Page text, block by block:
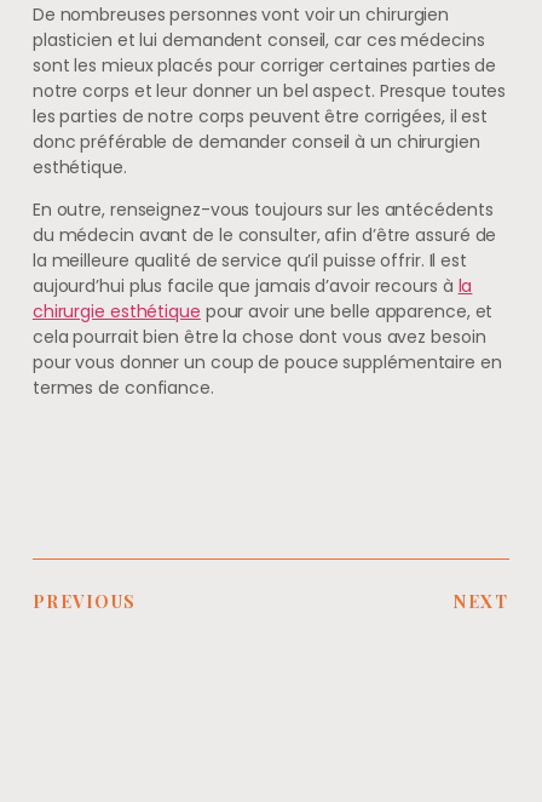
De nombreuses personnes vont voir un chirurgien
plasticien et lui demandent conseil, car ces médecins
sont les mieux placés pour corriger certaines parties de
notre corps et leur donner un bel aspect. Presque toutes
les parties de notre corps peuvent être corrigées, il est
donc préférable de demander conseil à un chirurgien
esthétique.
En outre, renseignez-vous toujours sur les antécédents
du médecin avant de le consulter, afin d’être assuré de
la meilleure qualité de service qu’il puisse offrir. Il est
aujourd’hui plus facile que jamais d’avoir recours à la
chirurgie esthétique pour avoir une belle apparence, et
cela pourrait bien être la chose dont vous avez besoin
pour vous donner un coup de pouce supplémentaire en
termes de confiance.
PREVIOUS NEXT